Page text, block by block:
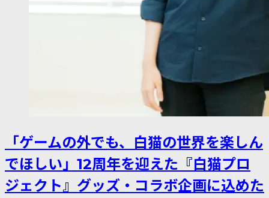
「ゲームの外でも、白猫の世界を楽しん
でほしい」12周年を迎えた『白猫プロ
ジェクト』グッズ・コラボ企画に込めた